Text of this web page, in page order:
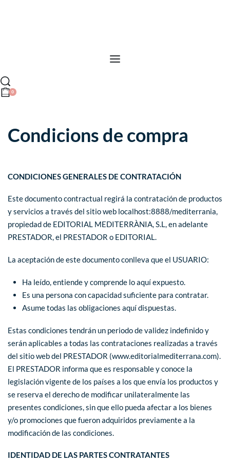
0
Condicions de compra
CONDICIONES GENERALES DE CONTRATACIÓN
Este documento contractual regirá la contratación de productos
y servicios a través del sitio web localhost:8888/mediterrania,
propiedad de EDITORIAL MEDITERRÀNIA, S.L, en adelante
PRESTADOR, el PRESTADOR o EDITORIAL.
La aceptación de este documento conlleva que el USUARIO:
Ha leído, entiende y comprende lo aquí expuesto.
Es una persona con capacidad suficiente para contratar.
Asume todas las obligaciones aquí dispuestas.
Estas condiciones tendrán un periodo de validez indefinido y
serán aplicables a todas las contrataciones realizadas a través
del sitio web del PRESTADOR (www.editorialmediterrana.com).
El PRESTADOR informa que es responsable y conoce la
legislación vigente de los países a los que envía los productos y
se reserva el derecho de modificar unilateralmente las
presentes condiciones, sin que ello pueda afectar a los bienes
y/o promociones que fueron adquiridos previamente a la
modificación de las condiciones.
IDENTIDAD DE LAS PARTES CONTRATANTES